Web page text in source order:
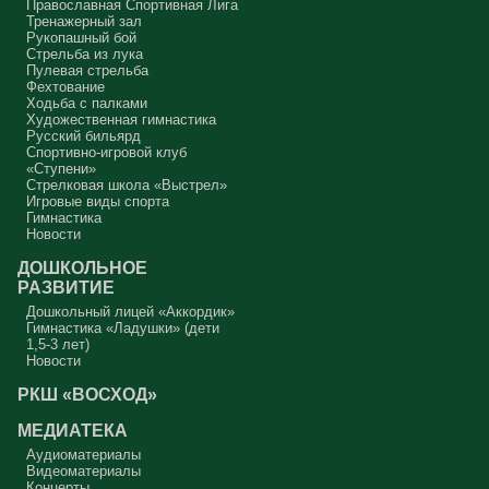
Православная Спортивная Лига
Тренажерный зал
Рукопашный бой
Стрельба из лука
Пулевая стрельба
Фехтование
Ходьба с палками
Художественная гимнастика
Русский бильярд
Спортивно-игровой клуб
«Ступени»
Стрелковая школа «Выстрел»
Игровые виды спорта
Гимнастика
Новости
ДОШКОЛЬНОЕ
РАЗВИТИЕ
Дошкольный лицей «Аккордик»
Гимнастика «Ладушки» (дети
1,5-3 лет)
Новости
РКШ «ВОСХОД»
МЕДИАТЕКА
Аудиоматериалы
Видеоматериалы